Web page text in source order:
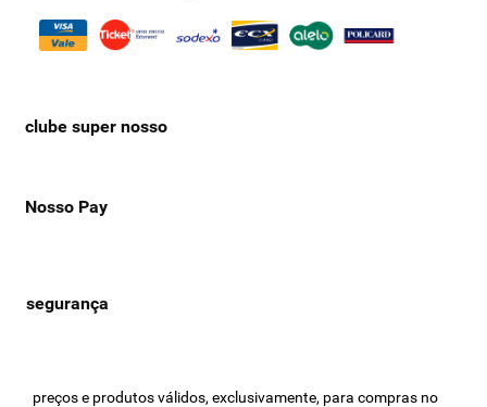
clube super nosso
Nosso Pay
preços e produtos válidos, exclusivamente, para compras no